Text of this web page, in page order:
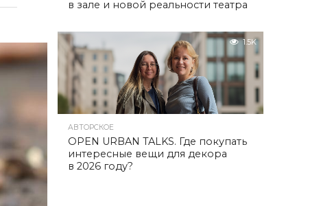
в зале и новой реальности театра
1.5K
АВТОРСКОЕ
OPEN URBAN TALKS. Где покупать
интересные вещи для декора
в 2026 году?